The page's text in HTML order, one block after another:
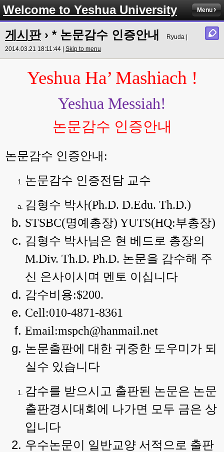
Welcome to Yeshua University Menu
게시판› * 논문감수 인증안내
Ryuda |
2014.03.21 18:11:44 | Skip to menu
Yeshua Ha’ Mashiach !
Yeshua Messiah!
논문감수 인증안내
논문감수 인증안내 :
논문감수 인증전담 교수
김형수 박사(Ph.D. D.Edu. Th.D.)
STSBC(명예총장) YUTS(HQ:부총장)
김형수 박사님은 현 베드로 총장의
M.Div. Th.D. Ph.D. 논문을 감수해 주
신 은사이시며 멘토 이십니다
감수비용:$200.
Cell:010-4871-8361
Email:mspch@hanmail.net
논문출판에 대한 귀중한 도우미가 되
실수 있습니다
감수를 받으시고 출판된 논문은 논문
출판경시대회에 나가면 모두 금은 상
입니다
우수논문이 일반교양 서적으로 출판